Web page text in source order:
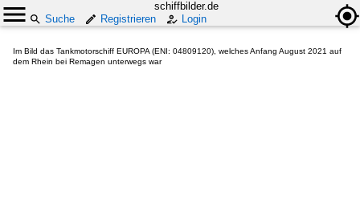
schiffbilder.de
Suche
Registrieren Login
Im Bild das Tankmotorschiff EUROPA (ENI: 04809120), welches Anfang August 2021 auf
dem Rhein bei Remagen unterwegs war